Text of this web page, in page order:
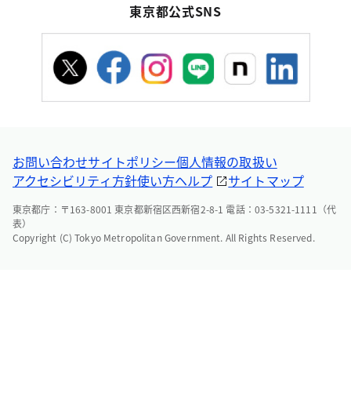
東京都公式SNS
お問い合わせサイトポリシー個人情報の取扱い
アクセシビリティ方針使い方ヘルプ サイトマップ
東京都庁：〒163-8001 東京都新宿区西新宿2-8-1 電話：03-5321-1111（代
表）
Copyright (C) Tokyo Metropolitan Government. All Rights Reserved.